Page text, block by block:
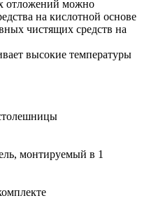
отложений можно
на кислотной основе
чистящих средств на
высокие температуры
монтируемый в 1